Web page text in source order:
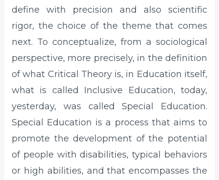
define with precision and also scientific
rigor, the choice of the theme that comes
next. To conceptualize, from a sociological
perspective, more precisely, in the definition
of what Critical Theory is, in Education itself,
what is called Inclusive Education, today,
yesterday, was called Special Education.
Special Education is a process that aims to
promote the development of the potential
of people with disabilities, typical behaviors
or high abilities, and that encompasses the